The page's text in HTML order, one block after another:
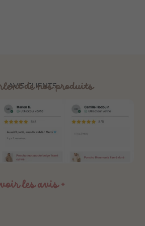
AVIS CLIENTS
de nos produits
voir les avis +